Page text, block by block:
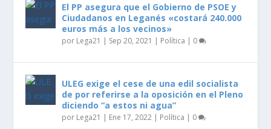
El PP asegura que el Gobierno de PSOE y
Ciudadanos en Leganés «costará 240.000
euros más a los vecinos»
por Lega21 | Sep 20, 2021 | Política | 0
ULEG exige el cese de una edil socialista
de por referirse a la oposición en el Pleno
diciendo “a estos ni agua”
por Lega21 | Ene 17, 2022 | Política | 0